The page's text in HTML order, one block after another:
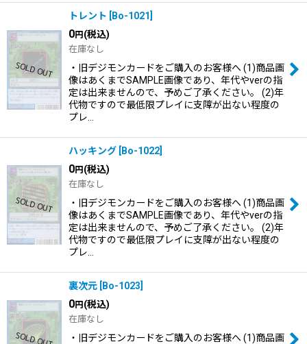
トレント Bo-1021
0円(税込)
在庫なし
・旧デジモンカードをご購入のお客様へ (1)商品画
像はあくまでSAMPLE画像であり、年代やverの指
定は出来ませんので、予めご了承ください。 (2)年
代物ですので最低限プレイに支障が出ない程度の
プレ…
ハッキング Bo-1022
0円(税込)
在庫なし
・旧デジモンカードをご購入のお客様へ (1)商品画
像はあくまでSAMPLE画像であり、年代やverの指
定は出来ませんので、予めご了承ください。 (2)年
代物ですので最低限プレイに支障が出ない程度の
プレ…
裏次元 Bo-1023
0円(税込)
在庫なし
・旧デジモンカードをご購入のお客様へ (1)商品画